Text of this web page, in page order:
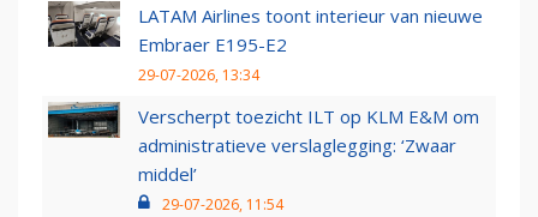
LATAM Airlines toont interieur van nieuwe
Embraer E195-E2
29-07-2026, 13:34
Verscherpt toezicht ILT op KLM E&M om
administratieve verslaglegging: ‘Zwaar
middel’
29-07-2026, 11:54